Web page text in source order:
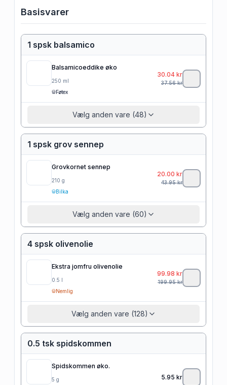
Basisvarer
1 spsk balsamico
Balsamicoeddike øko
250 ml
Føtex
30.04 kr
37.56kr
Vælg anden vare (48)
1 spsk grov sennep
Grovkornet sennep
210 g
Bilka
20.00 kr
43.95kr
Vælg anden vare (60)
4 spsk olivenolie
Ekstra jomfru olivenolie
0.5 l
Nemlig
99.98 kr
199.95kr
Vælg anden vare (128)
0.5 tsk spidskommen
Spidskommen øko.
5 g
5.95 kr